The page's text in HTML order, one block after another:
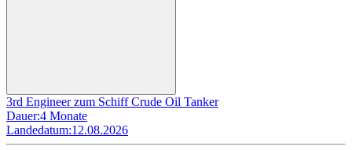
3rd Engineer zum Schiff Crude Oil Tanker
Dauer:4 Monate
Landedatum:12.08.2026